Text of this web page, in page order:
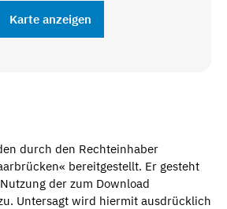
Karte anzeigen
durch den Rechteinhaber
bereitgestellt. Er gesteht
der zum Download
Untersagt wird hiermit ausdrücklich